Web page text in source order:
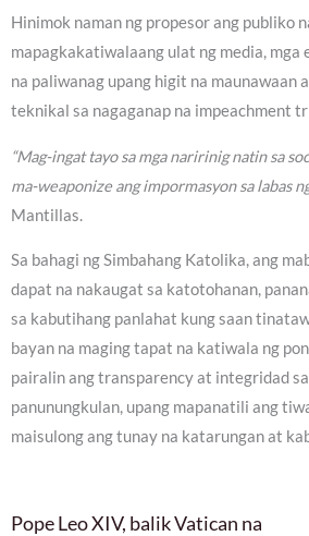
Hinimok naman ng propesor ang publiko
mapagkakatiwalaang ulat ng media, mga
na paliwanag upang higit na maunawaan
teknikal sa nagaganap na impeachment
“Mag-ingat tayo sa mga naririnig natin sa
ma-weaponize ang impormasyon sa labas
Mantillas.
Sa bahagi ng Simbahang Katolika, ang
dapat na nakaugat sa katotohanan,
sa kabutihang panlahat kung saan
bayan na maging tapat na katiwala ng
pairalin ang transparency at integridad
panunungkulan, upang mapanatili ang
maisulong ang tunay na katarungan at
Pope Leo XIV, balik Vatican na